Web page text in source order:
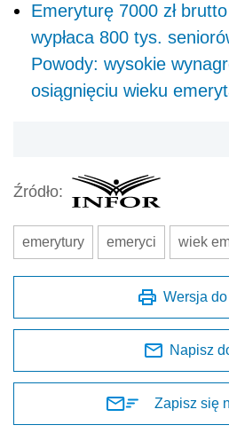
Emeryturę 7000 zł
wypłaca 800 tys.
Powody: wysokie
osiągnięciu wieku
Źródło:
emerytury emeryci wiek
Wersja
Napisz
Zapisz się